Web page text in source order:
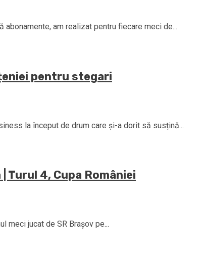
am realizat pentru fiecare meci de...
pentru stegari
la început de drum care și-a dorit să susțină...
Turul 4, Cupa României
meci jucat de SR Brașov pe...